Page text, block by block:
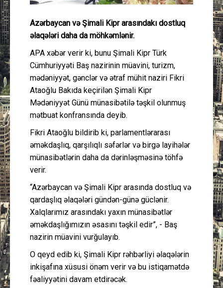
Gündəm
Peşə etikası
Əlaqə
Azərbaycan və Şimali Kipr arasındakı dostluq
əlaqələri daha da möhkəmlənir.
APA xəbər verir ki, bunu Şimali Kipr Türk
Cümhuriyyəti Baş nazirinin müavini, turizm,
mədəniyyət, gənclər və ətraf mühit naziri Fikri
Ataoğlu Bakıda keçirilən Şimali Kipr
Mədəniyyət Günü münasibətilə təşkil olunmuş
mətbuat konfransında deyib.
Fikri Ataoğlu bildirib ki, parlamentlərarası
əməkdaşlıq, qarşılıqlı səfərlər və birgə layihələr
münasibətlərin daha da dərinləşməsinə töhfə
verir.
“Azərbaycan və Şimali Kipr arasında dostluq və
qardaşlıq əlaqələri gündən-günə güclənir.
Xalqlarımız arasındakı yaxın münasibətlər
əməkdaşlığımızın əsasını təşkil edir”, - Baş
nazirin müavini vurğulayıb.
O qeyd edib ki, Şimali Kipr rəhbərliyi əlaqələrin
inkişafına xüsusi önəm verir və bu istiqamətdə
fəaliyyətini davam etdirəcək.